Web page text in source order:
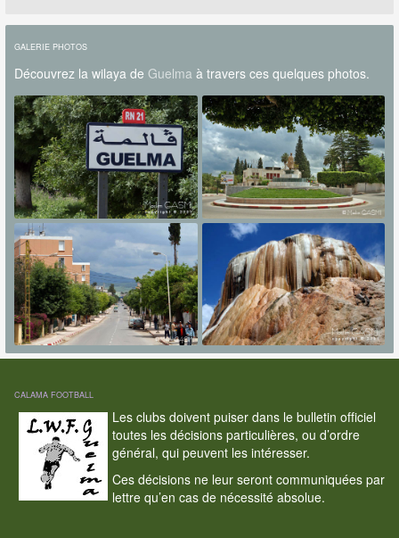
GALERIE PHOTOS
Découvrez la wilaya de Guelmaà travers ces quelques photos.
CALAMA FOOTBALL
Les clubs doivent puiser dans le bulletin officiel
toutes les décisions particulières, ou d’ordre
général, qui peuvent les intéresser.
Ces décisions ne leur seront communiquées par
lettre qu’en cas de nécessité absolue.